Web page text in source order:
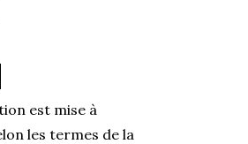
est mise à
les termes de la